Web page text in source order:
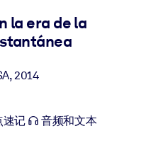
LXP，以获得更强的学习效
la era de la
,2014
速记 音频和文本